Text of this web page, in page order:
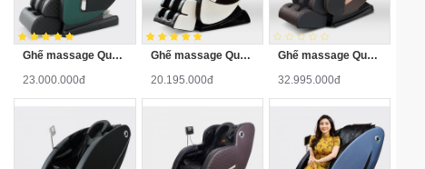
Ghế massage Queen Crown QC CX8
23.000.000đ
Ghế massage Queen Crown QC T19
20.195.000đ
Ghế massage Queen Crown QC SL666
32.995.000đ